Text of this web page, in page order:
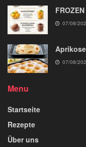
07/08/
07/08/
Menu
Startseite
Rezepte
Über uns